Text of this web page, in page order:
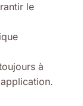
le
à